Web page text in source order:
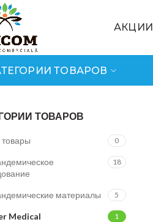
АКЦИИ
ТОВАРОВ
ТОВАРОВ
товары 0
18
материалы 5
Medical 1